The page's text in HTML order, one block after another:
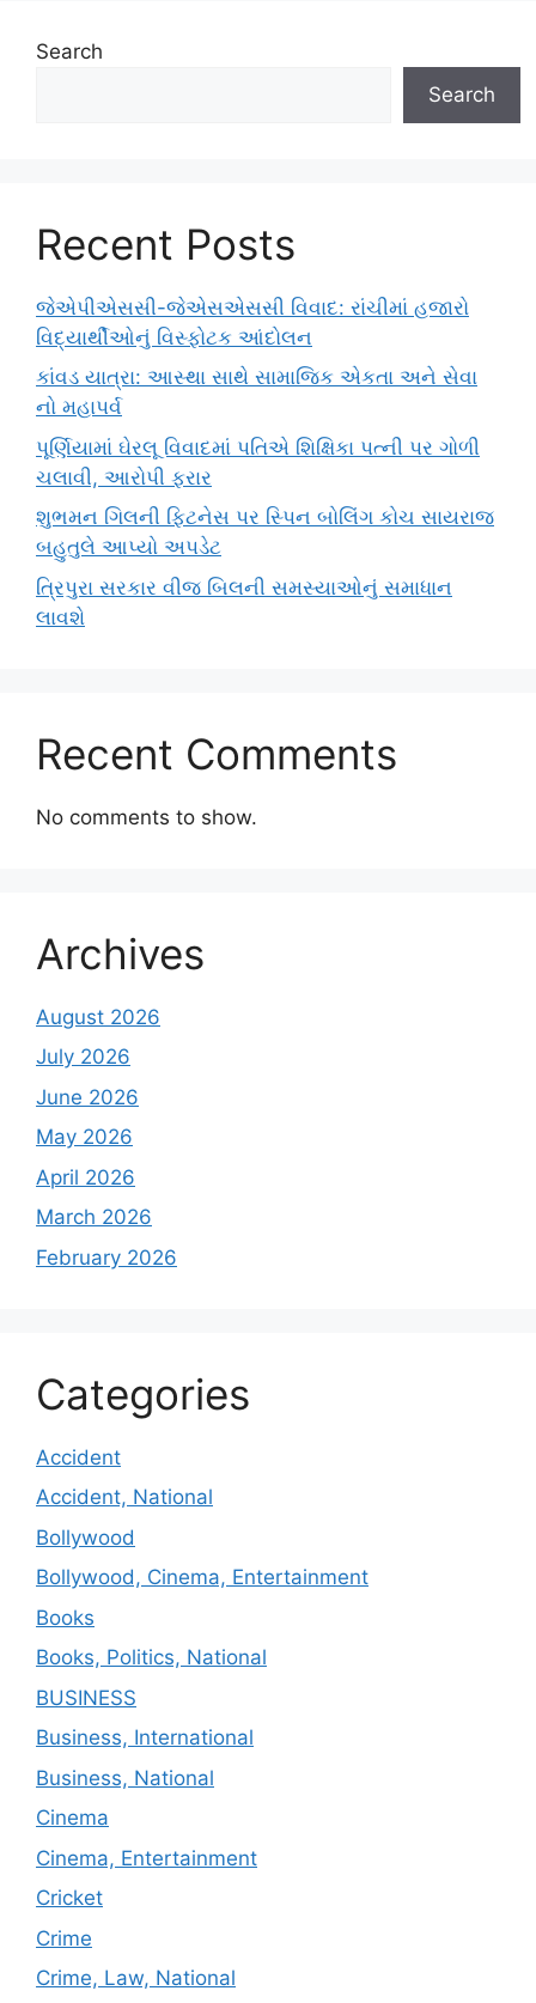
Search
Search
Recent Posts
જેએપીએસસી-જેએસએસસી વિવાદ: રાંચીમાં હજારો
વિદ્યાર્થીઓનું વિસ્ફોટક આંદોલન
કાંવડ યાત્રા: આસ્થા સાથે સામાજિક એકતા અને સેવા
નો મહાપર્વ
પૂર્ણિયામાં ઘેરલૂ વિવાદમાં પતિએ શિક્ષિકા પત્ની પર ગોળી
ચલાવી, આરોપી ફરાર
શુભમન ગિલની ફિટનેસ પર સ્પિન બોલિંગ કોચ સાયરાજ
બહુતુલે આપ્યો અપડેટ
ત્રિપુરા સરકાર વીજ બિલની સમસ્યાઓનું સમાધાન
લાવશે
Recent Comments
No comments to show.
Archives
August 2026
July 2026
June 2026
May 2026
April 2026
March 2026
February 2026
Categories
Accident
Accident, National
Bollywood
Bollywood, Cinema, Entertainment
Books
Books, Politics, National
BUSINESS
Business, International
Business, National
Cinema
Cinema, Entertainment
Cricket
Crime
Crime, Law, National